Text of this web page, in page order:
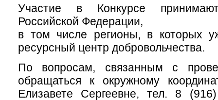
Участие в Конкурсе
Российской Федерации,
в том числе регионы, в которых
ресурсный центр добровольчества.
По вопросам, связанным с
обращаться к окружному
Елизавете Сергеевне, тел. 8